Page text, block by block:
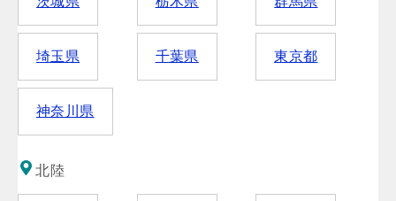
埼玉県 千葉県 東京都
神奈川県
北陸